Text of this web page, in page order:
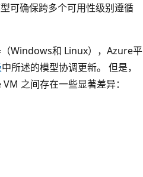
可确保跨多个可用性级别遵循
Windows和 Linux），Azure平
中所述的模型协调更新。 但是，
之间存在一些显著差异：